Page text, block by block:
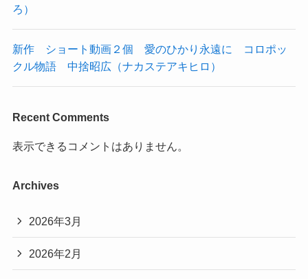
ろ）
新作 ショート動画２個 愛のひかり永遠に コロポッ
クル物語 中捨昭広（ナカステアキヒロ）
Recent Comments
表示できるコメントはありません。
Archives
2026年3月
2026年2月